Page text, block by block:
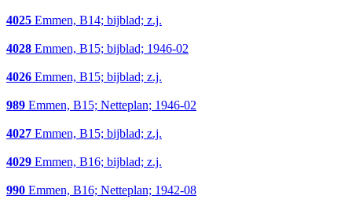
4025 Emmen, B14; bijblad; z.j.
4028 Emmen, B15; bijblad; 1946-02
4026 Emmen, B15; bijblad; z.j.
989 Emmen, B15; Netteplan; 1946-02
4027 Emmen, B15; bijblad; z.j.
4029 Emmen, B16; bijblad; z.j.
990 Emmen, B16; Netteplan; 1942-08